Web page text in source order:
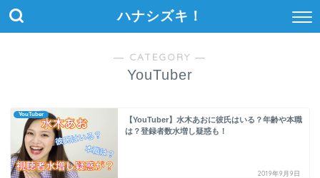
ハナシズキ！
― CATEGORY ―
YouTuber
YouTuber
【YouTuber】水木あおに彼氏はいる？年齢や本職
は？登録者数水増し疑惑も！
2019年9月9日